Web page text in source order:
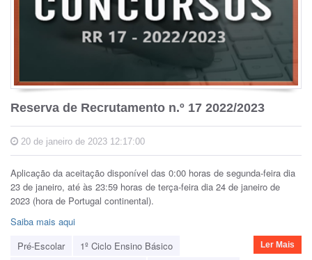
Reserva de Recrutamento n.º 17 2022/2023
20 de janeiro de 2023 12:17:00
Aplicação da aceitação disponível das 0:00 horas de segunda-feira dia
23 de janeiro, até às 23:59 horas de terça-feira dia 24 de janeiro de
2023 (hora de Portugal continental).
Saiba mais aqui
Pré-Escolar
1º Ciclo Ensino Básico
Ler Mais